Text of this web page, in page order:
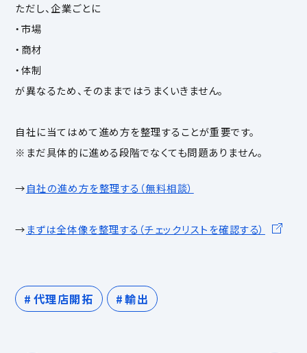
ただし、企業ごとに
・市場
・商材
・体制
が異なるため、そのままではうまくいきません。
自社に当てはめて進め方を整理することが重要です。
※まだ具体的に進める段階でなくても問題ありません。
→自社の進め方を整理する（無料相談）
→まずは全体像を整理する（チェックリストを確認する）
代理店開拓 輸出